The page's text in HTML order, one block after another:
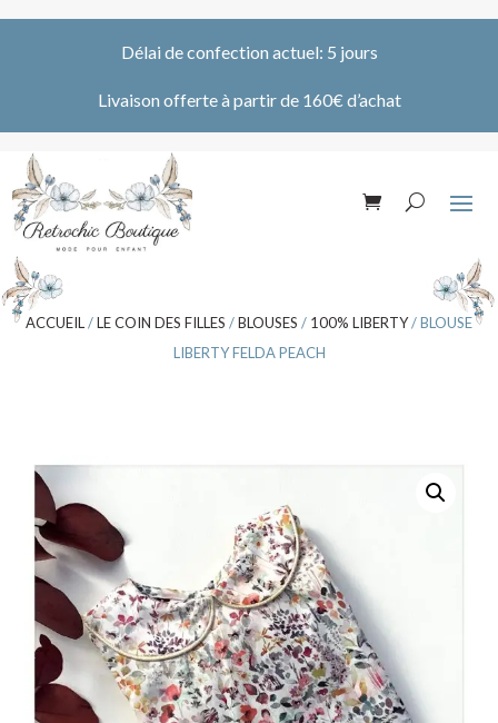
Délai de confection actuel: 5 jours
Livaison offerte à partir de 160€ d’achat
ACCUEIL /LE COIN DES FILLES /BLOUSES / 100% LIBERTY/ BLOUSE
LIBERTY FELDA PEACH